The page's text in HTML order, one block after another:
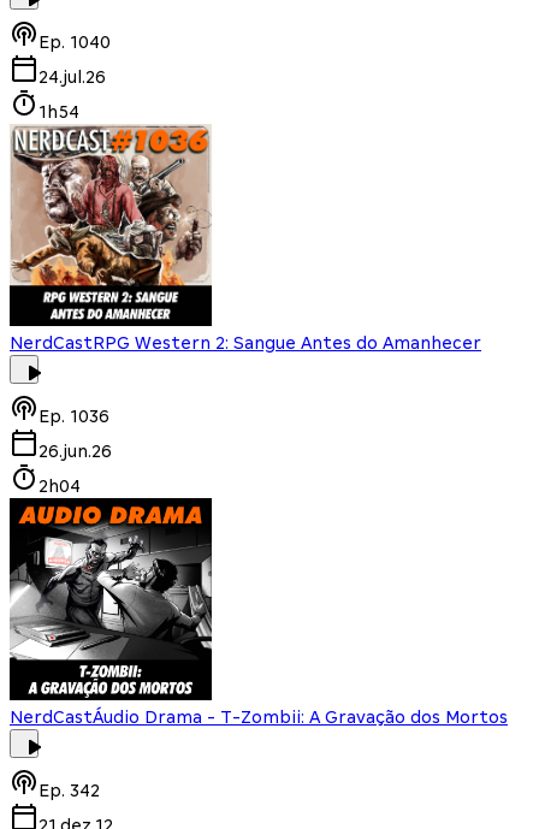
Ep. 1040
24.jul.26
1h54
NerdCastRPG Western 2: Sangue Antes do Amanhecer
Ep. 1036
26.jun.26
2h04
NerdCastÁudio Drama - T-Zombii: A Gravação dos Mortos
Ep. 342